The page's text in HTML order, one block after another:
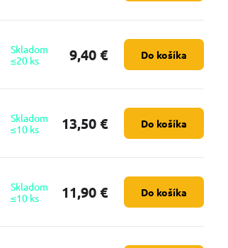
Skladom
≤20 ks
9,40 € Do košíka
Skladom
≤10 ks
13,50 € Do košíka
Skladom
≤10 ks
11,90 € Do košíka